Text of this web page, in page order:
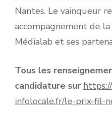
Nantes. Le vainqueur
accompagnement de
Médialab et ses
Tous les
candidature sur
infolocale.fr/le-prix-fil-